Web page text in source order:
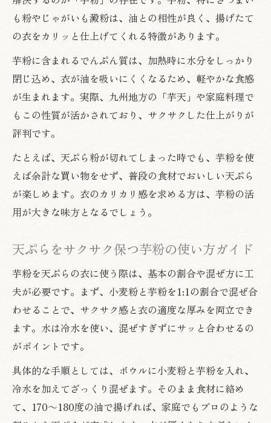
も粉やじゃがいも澱粉は、油との相性が良く、揚げたて
の衣をカリッと仕上げてくれる特徴があります。
芋粉に含まれるでんぷん質は、加熱時に水分をしっかり
閉じ込め、衣が油を吸いにくくなるため、軽やかな食感
が生まれます。実際、九州地方の「芋天」や家庭料理で
もこの性質が活かされており、サクサクした仕上がりが
評判です。
たとえば、天ぷら粉が切れてしまった時でも、芋粉を使
えば余計な買い物をせず、普段の食材でおいしい天ぷら
が楽しめます。衣のカリカリ感を求める方は、芋粉の活
用が大きな味方となるでしょう。
天ぷらをサクサク保つ芋粉の使い方ガイド
芋粉を天ぷらの衣に使う際は、基本の割合や混ぜ方に工
夫が必要です。まず、小麦粉と芋粉を1:1の割合で混ぜ合
わせることで、サクサク感と衣の適度な厚みを両立でき
ます。水は冷水を使い、混ぜすぎずにサッと合わせるの
がポイントです。
具体的な手順としては、ボウルに小麦粉と芋粉を入れ、
冷水を加えてざっくり混ぜます。そのまま食材に絡め
て、170～180度の油で揚げれば、家庭でもプロのような